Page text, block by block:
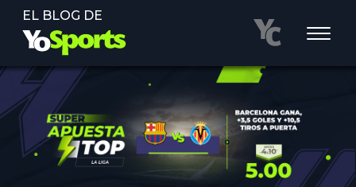
EL BLOG DE